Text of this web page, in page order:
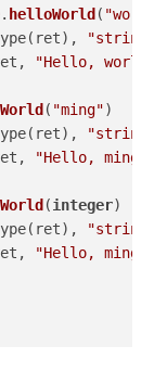
. helloWorld (
ret),
"Hello,
( "ming")
ret),
"Hello,
(integer)
ret),
"Hello,